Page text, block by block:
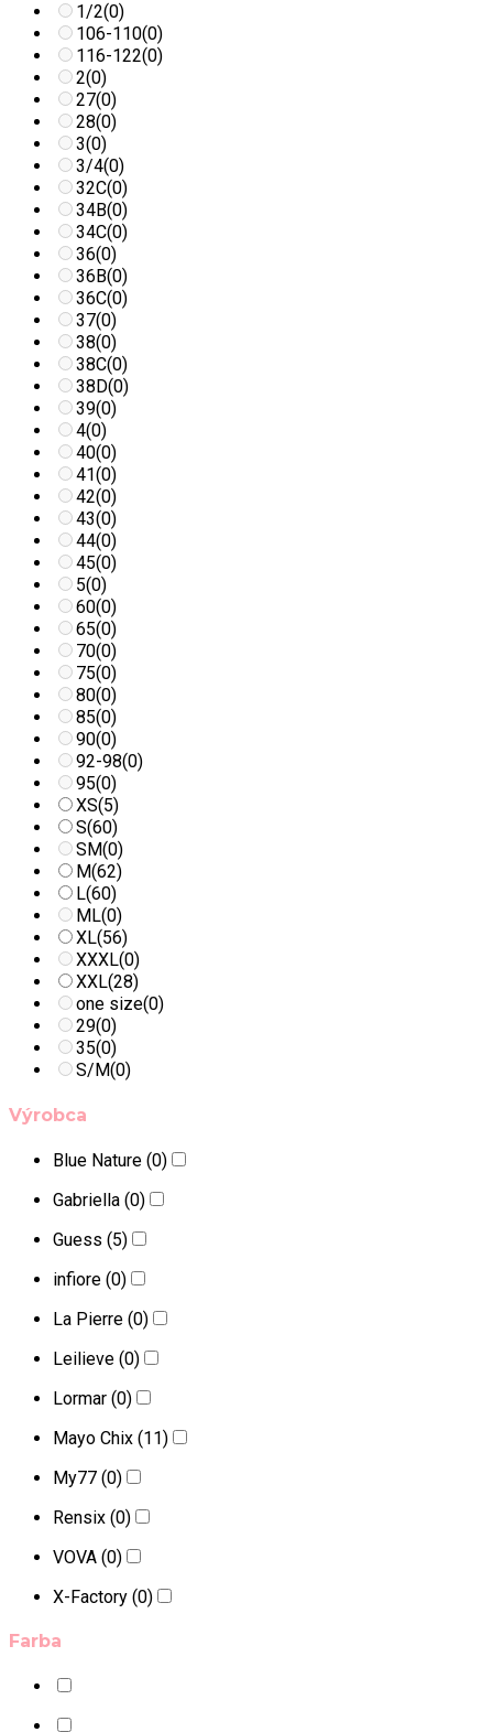
1/2(0)
106-110(0)
116-122(0)
2(0)
27(0)
28(0)
3(0)
3/4(0)
32C(0)
34B(0)
34C(0)
36(0)
36B(0)
36C(0)
37(0)
38(0)
38C(0)
38D(0)
39(0)
4(0)
40(0)
41(0)
42(0)
43(0)
44(0)
45(0)
5(0)
60(0)
65(0)
70(0)
75(0)
80(0)
85(0)
90(0)
92-98(0)
95(0)
XS(5)
S(60)
SM(0)
M(62)
L(60)
ML(0)
XL(56)
XXXL(0)
XXL(28)
one size(0)
29(0)
35(0)
S/M(0)
Výrobca
Blue Nature (0)
Gabriella (0)
Guess (5)
infiore (0)
La Pierre (0)
Leilieve (0)
Lormar (0)
Mayo Chix (11)
My77 (0)
Rensix (0)
VOVA (0)
X-Factory (0)
Farba